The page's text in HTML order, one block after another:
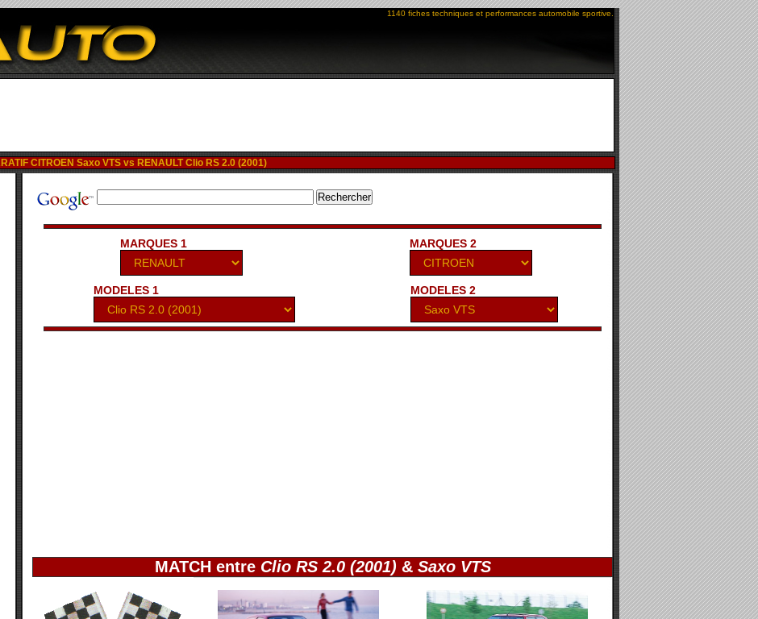
1140 fiches techniques et performances automobile sportive.
CITROEN Saxo VTS vs RENAULT Clio RS 2.0 (2001)
MARQUES 1 MARQUES 2
MODELES 1 MODELES 2
MATCH entre Clio RS 2.0 (2001) & Saxo VTS